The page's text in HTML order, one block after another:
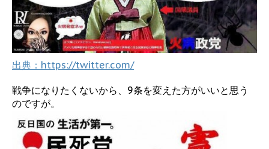
出典：https://twitter.com/
戦争になりたくないから、9条を変えた方がいいと思う
のですが。